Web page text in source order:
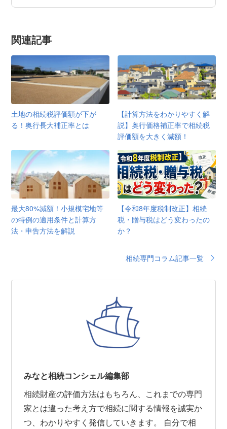
関連記事
土地の相続税評価額が下が
る！奥行長大補正率とは
【計算方法をわかりやすく解
説】奥行価格補正率で相続税
評価額を大きく減額！
最大80%減額！小規模宅地等
の特例の適用条件と計算方
法・申告方法を解説
【令和8年度税制改正】相続
税・贈与税はどう変わったの
か？
相続専門コラム記事一覧
みなと相続コンシェル編集部
相続財産の評価方法はもちろん、これまでの専門
家とは違った考え方で相続に関する情報を誠実か
つ、わかりやすく発信していきます。 自分で相